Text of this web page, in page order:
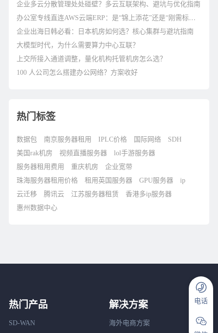
企业多云分散管理处处碰壁？多云互联架构、避坑与优化指南
办公室专线直连AWS云端ERP：是“锦上添花”还是“刚需标配”？
企业出海日韩必看：日本机房如何选？核心集群与避坑指南
大模型时代，为什么需要算力中心互联？
上交所接入通道调整，量化机构托管机房怎么选？
100 人公司怎么搭建办公网络？方案收好
热门标签
数据包 南京服务器租用 IPLC价格 国际网络
SDH
美国rak机房
视频直播服务器
lol手游服务器
服务器租用费用
重庆机房
企业宽带
珠海服务器租用价格
租用英国服务器 GPU服务器
ip
云迁移
腾讯云 江苏服务器租赁
香港多ip服务器
惠州数据中心
热门产品
SD-WAN
解决方案
海外电商方案
电话